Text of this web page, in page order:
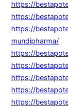
https://
https://
https://
mundipharma/
https://
https://
https://
https://
https://